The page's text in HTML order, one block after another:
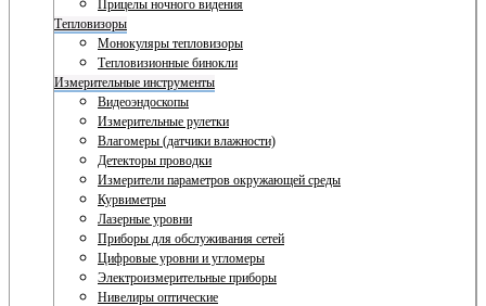
Прицелы ночного видения
Тепловизоры
Монокуляры тепловизоры
Тепловизионные бинокли
Измерительные инструменты
Видеоэндоскопы
Измерительные рулетки
Влагомеры (датчики влажности)
Детекторы проводки
Измерители параметров окружающей среды
Курвиметры
Лазерные уровни
Приборы для обслуживания сетей
Цифровые уровни и угломеры
Электроизмерительные приборы
Нивелиры оптические